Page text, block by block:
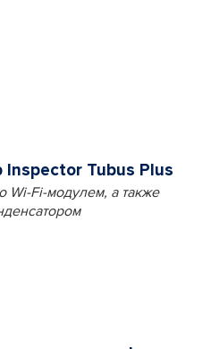
Inspector Tubus Plus
Wi-Fi-модулем, а также